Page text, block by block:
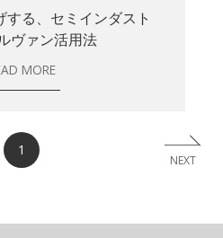
る、セミインダスト
ヴァン活用法
MORE
1
NEXT